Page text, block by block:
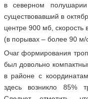
в северном
существовавший в
центре 900 мб, скорость
(в порывах – более 90 м/
Очаг формирования
был довольно
в районе с
здесь возникло 85%